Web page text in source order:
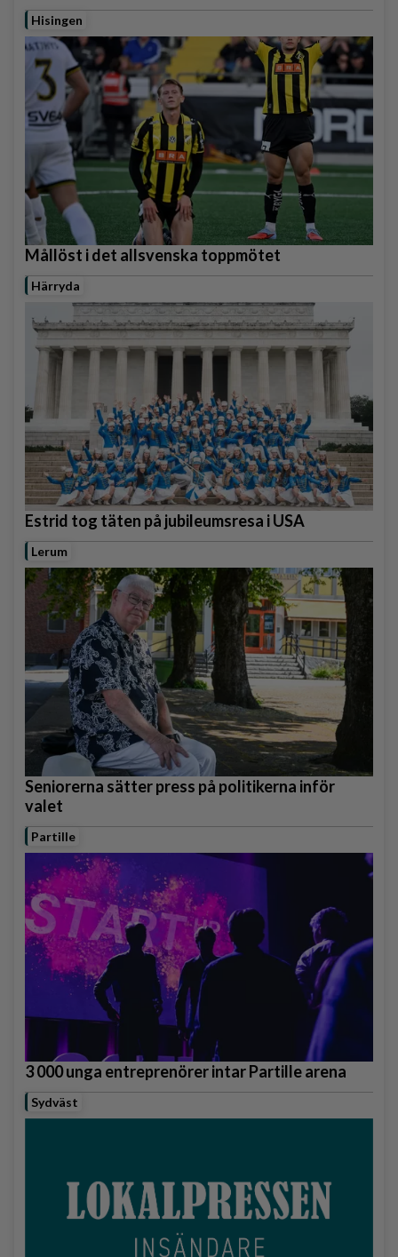
Hisingen
Mållöst i det allsvenska toppmötet
Härryda
Estrid tog täten på jubileumsresa i USA
Lerum
Seniorerna sätter press på politikerna inför
valet
Partille
3 000 unga entreprenörer intar Partille arena
Sydväst